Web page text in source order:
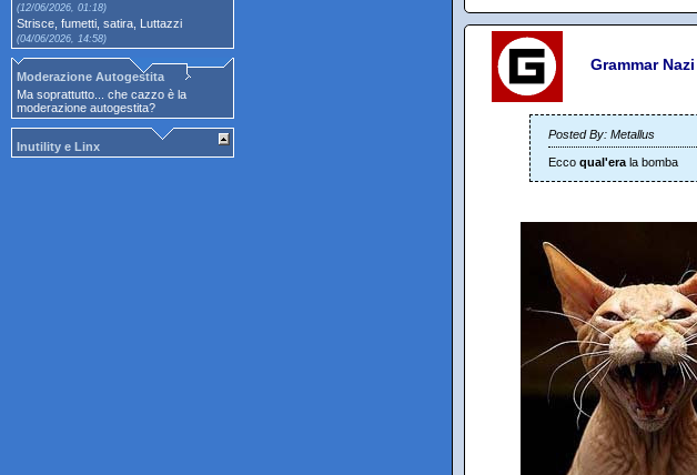
(12/06/2026, 01:18)
Strisce, fumetti, satira, Luttazzi
(04/06/2026, 14:58)
Moderazione Autogestita
Ma soprattutto... che cazzo è la
moderazione autogestita?
Inutility e Linx
Grammar Nazi
Posted By: Metallus
Ecco qual'era la bomba